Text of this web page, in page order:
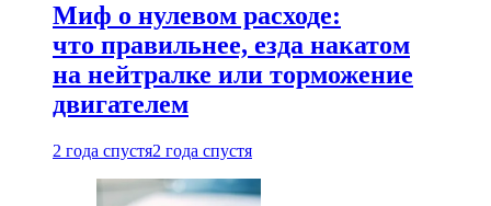
Миф о нулевом расходе:
что правильнее, езда накатом
на нейтралке или торможение
двигателем
2 года спустя2 года спустя